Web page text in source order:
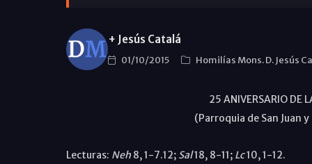
+ Jesús Catalá
01/10/2015 Homilías Mons. D. Jesús
25 ANIVERSARIO DE
(Parroquia de San Juan
Lecturas: Neh 8, 1-7.12; Sal18, 8-11; Lc10, 1-12.